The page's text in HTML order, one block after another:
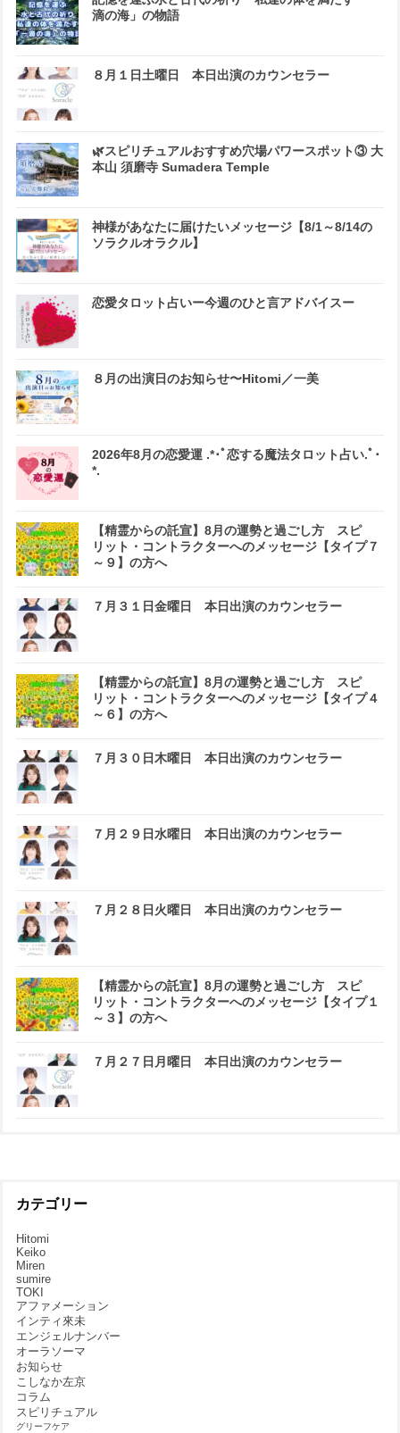
滴の海」の物語
８月１日土曜日 本日出演のカウンセラー
🌿スピリチュアルおすすめ穴場パワースポット③ 大
本山 須磨寺 Sumadera Temple
神様があなたに届けたいメッセージ【8/1～8/14の
ソラクルオラクル】
恋愛タロット占いー今週のひと言アドバイスー
８月の出演日のお知らせ〜Hitomi／一美
2026年8月の恋愛運 .*･ﾟ恋する魔法タロット占い.ﾟ･
*.
【精霊からの託宣】8月の運勢と過ごし方 スピ
リット・コントラクターへのメッセージ【タイプ７
～９】の方へ
７月３１日金曜日 本日出演のカウンセラー
【精霊からの託宣】8月の運勢と過ごし方 スピ
リット・コントラクターへのメッセージ【タイプ４
～６】の方へ
７月３０日木曜日 本日出演のカウンセラー
７月２９日水曜日 本日出演のカウンセラー
７月２８日火曜日 本日出演のカウンセラー
【精霊からの託宣】8月の運勢と過ごし方 スピ
リット・コントラクターへのメッセージ【タイプ１
～３】の方へ
７月２７日月曜日 本日出演のカウンセラー
カテゴリー
Hitomi
Keiko
Miren
sumire
TOKI
アファメーション
インティ來未
エンジェルナンバー
オーラソーマ
お知らせ
こしなか左京
コラム
スピリチュアル
グリーフケア